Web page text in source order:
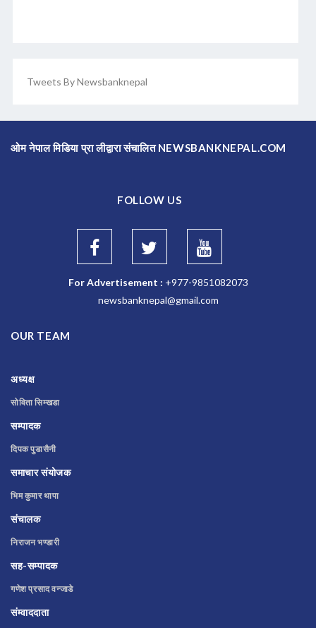
Tweets By Newsbanknepal
ओम नेपाल मिडिया प्रा लीद्वारा संचालित NEWSBANKNEPAL.COM
FOLLOW US
For Advertisement : +977-9851082073
newsbanknepal@gmail.com
OUR TEAM
अध्यक्ष
सोविता सिम्खडा
सम्पादक
दिपक पुडासैनी
समाचार संयोजक
भिम कुमार थापा
संचालक
निराजन भण्डारी
सह-सम्पादक
गणेश प्रसाद वन्जाडे
संम्वाददाता